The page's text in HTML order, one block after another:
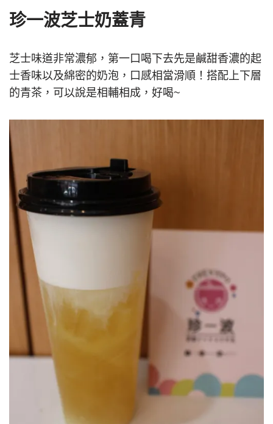
珍一波芝士奶蓋青
芝士味道非常濃郁，第一口喝下去先是鹹甜香濃的起
士香味以及綿密的奶泡，口感相當滑順！搭配上下層
的青茶，可以說是相輔相成，好喝~